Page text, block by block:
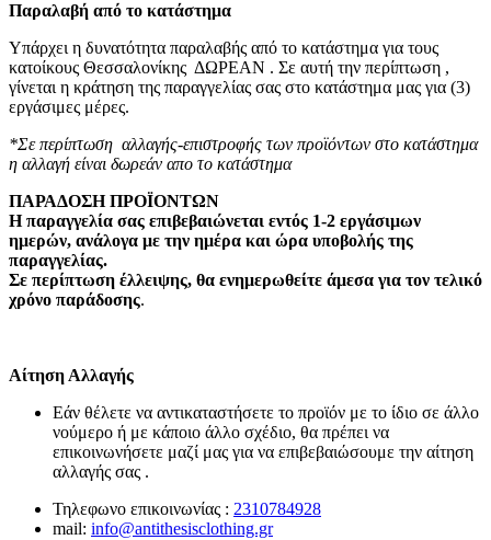
Παραλαβή από το κατάστημα
Υπάρχει η δυνατότητα παραλαβής από το κατάστημα για τους
κατοίκους Θεσσαλονίκης ΔΩΡΕΑΝ . Σε αυτή την περίπτωση ,
γίνεται η κράτηση της παραγγελίας σας στο κατάστημα μας για (3)
εργάσιμες μέρες.
*Σε περίπτωση αλλαγής-επιστροφής των προϊόντων στο κατάστημα
η αλλαγή είναι δωρεάν απο το κατάστημα
ΠΑΡΑΔΟΣΗ ΠΡΟΪΟΝΤΩΝ
Η παραγγελία σας επιβεβαιώνεται εντός 1-2 εργάσιμων
ημερών, ανάλογα με την ημέρα και ώρα υποβολής της
παραγγελίας.
Σε περίπτωση έλλειψης, θα ενημερωθείτε άμεσα για τον τελικό
χρόνο παράδοσης.
Αίτηση Αλλαγής
Εάν θέλετε να αντικαταστήσετε το προϊόν με το ίδιο σε άλλο
νούμερο ή με κάποιο άλλο σχέδιο, θα πρέπει να
επικοινωνήσετε μαζί μας για να επιβεβαιώσουμε την αίτηση
αλλαγής σας .
Τηλεφωνο επικοινωνίας : 2310784928
mail: info@antithesisclothing.gr